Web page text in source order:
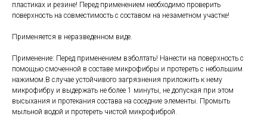
пластиках и резине! Перед применением необходимо проверить
поверхность на совместимость с составом на незаметном участке!
Применяется в неразведенном виде.
Применение: Перед применением взболтать! Нанести на поверхность с
помощью смоченной в составе микрофибры и протереть с небольшим
нажимом.В случае устойчивого загрязнения приложить к нему
микрофибру и выдержать не более 1 минуты, не допуская при этом
высыхания и протекания состава на соседние элементы. Промыть
мыльной водой и протереть чистой микрофиброй.